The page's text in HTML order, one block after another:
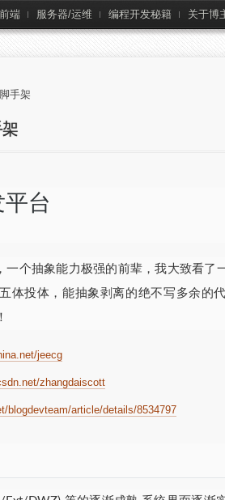
前端 服务器/运维 编程开发秘籍 关于博
手架
平台
个抽象能力极强的前辈，我大致看了
体投体，能抽象剥离的绝不写多余的
jeecg
zhangdaiscott
blogdevteam/article/details/8534797